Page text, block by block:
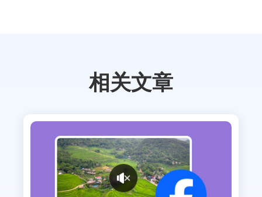
相关文章